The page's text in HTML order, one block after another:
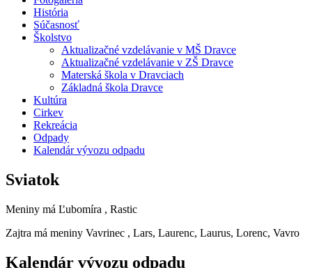
História
Súčasnosť
Školstvo
Aktualizačné vzdelávanie v MŠ Dravce
Aktualizačné vzdelávanie v ZŠ Dravce
Materská škola v Dravciach
Základná škola Dravce
Kultúra
Cirkev
Rekreácia
Odpady
Kalendár vývozu odpadu
Sviatok
Meniny má Ľubomíra , Rastic
Zajtra má meniny Vavrinec , Lars, Laurenc, Laurus, Lorenc, Vavro
Kalendár vývozu odpadu